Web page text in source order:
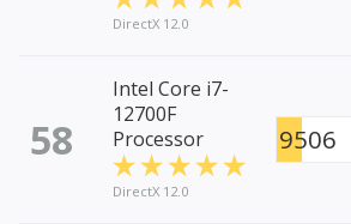
DirectX 12.0
58
Intel Core i7-
12700F
Processor
DirectX 12.0
9506